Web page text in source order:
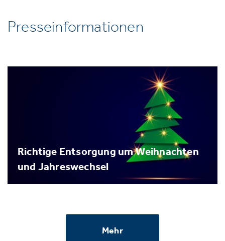
Presseinformationen
Richtige Entsorgung um Weihnachten
und Jahreswechsel
Mehr